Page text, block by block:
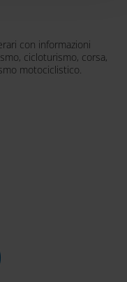
con informazioni
cicloturismo, corsa,
motociclistico.